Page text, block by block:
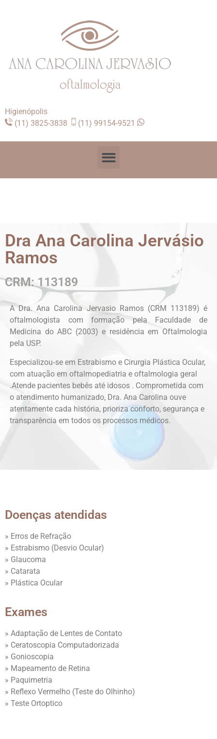
Higienópolis
(11) 3825-3838
(11) 99154-9521
Dra Ana Carolina Jervásio
Ramos
CRM: 113189
A Dra. Ana Carolina Jervasio Ramos (CRM 113189) é
oftalmologista com formação pela Faculdade de
Medicina do ABC (2003) e residência em Oftalmologia
pela USP.
Especializou‑se em Estrabismo e Cirurgia Plástica Ocular,
com atuação em oftalmopediatria e oftalmologia geral
.Atende pacientes bebês até idosos . Comprometida com
o atendimento humanizado, Dra. Ana Carolina ouve
atentamente cada história, prioriza conforto, segurança e
transparência em todos os processos médicos.
Doenças atendidas
» Erros de Refração
» Estrabismo (Desvio Ocular)
» Glaucoma
» Catarata
» Plástica Ocular
Exames
» Adaptação de Lentes de Contato
» Ceratoscopia Computadorizada
» Gonioscopia
» Mapeamento de Retina
» Paquimetria
» Reflexo Vermelho (Teste do Olhinho)
» Teste Ortoptico